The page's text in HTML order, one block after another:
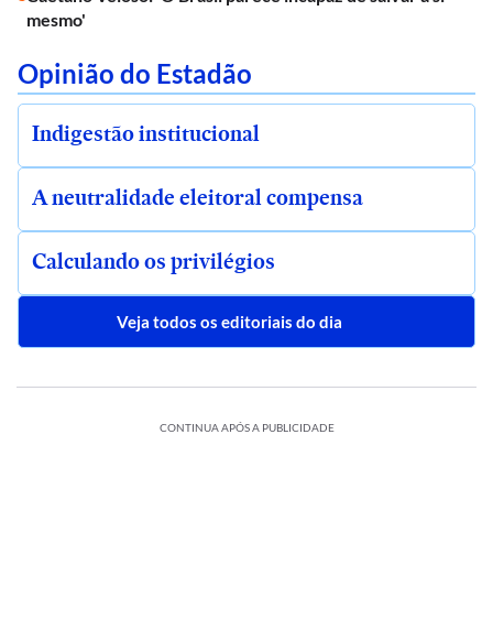
mesmo'
Opinião do Estadão
Indigestão institucional
A neutralidade eleitoral compensa
Calculando os privilégios
Veja todos os editoriais do dia
CONTINUA APÓS A PUBLICIDADE